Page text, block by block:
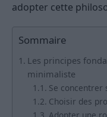
adopter cette
Sommaire
Les principes
minimaliste
Se concentrer
Choisir des